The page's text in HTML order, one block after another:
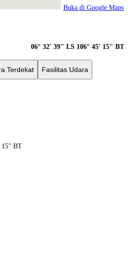
Buka di Google Maps
06° 32' 39" LS 106° 45' 15" BT
Terdekat Fasilitas Udara
15" BT